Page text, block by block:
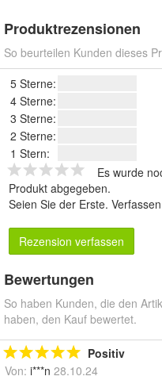
Produktrezensionen
So beurteilen Kunden dieses
5 Sterne:
4 Sterne:
3 Sterne:
2 Sterne:
1 Stern:
Es wurde
Produkt abgegeben.
Seien Sie der Erste.
Rezension verfassen
Bewertungen
So haben Kunden, die den
haben, den Kauf bewertet.
Positiv
Von: i***n 28.10.24